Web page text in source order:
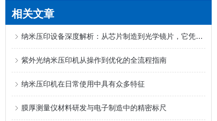
相关文章
纳米压印设备深度解析：从芯片制造到光学镜片，它凭什么取代光刻？
紫外光纳米压印机从操作到优化的全流程指南
纳米压印机在日常使用中具有众多特征
膜厚测量仪材料研发与电子制造中的精密标尺